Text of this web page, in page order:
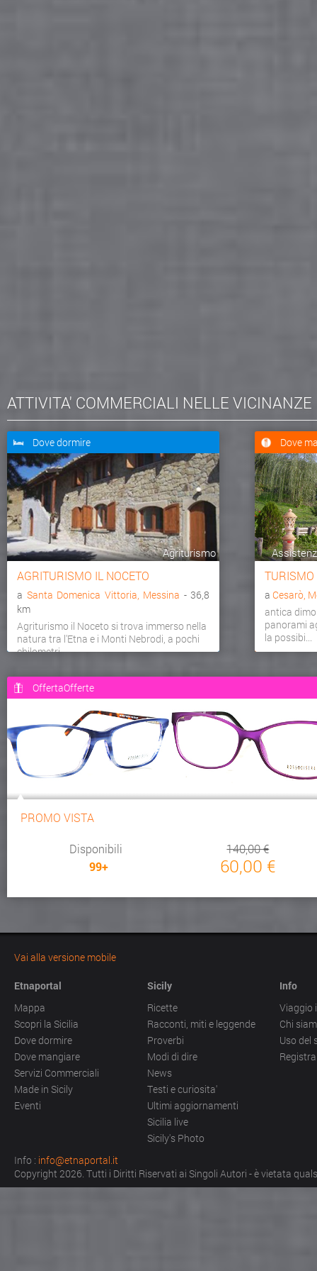
ATTIVITA' COMMERCIALI NELLE VICINANZE
Dove dormire
Agriturismo
AGRITURISMO IL NOCETO
a Santa Domenica Vittoria, Messina - 36,8
km
Agriturismo il Noceto si trova immerso nella
natura tra l'Etna e i Monti Nebrodi, a pochi
chilometri...
Dove
TURISMO
a Cesarò,
antica
panorami
la possibi...
OffertaOfferte
PROMO VISTA
Disponibili
99+
140,00 €
60,00 €
Vai alla versione mobile
Etnaportal
Mappa
Scopri la Sicilia
Dove dormire
Dove mangiare
Servizi Commerciali
Made in Sicily
Eventi
Sicily
Ricette
Racconti, miti e leggende
Proverbi
Modi di dire
News
Testi e curiosita'
Ultimi aggiornamenti
Sicilia live
Sicily's Photo
Info
Viaggio
Chi
Uso del
Info : info@etnaportal.it
Copyright 2026. Tutti i Diritti Riservati ai Singoli Autori - è vietata